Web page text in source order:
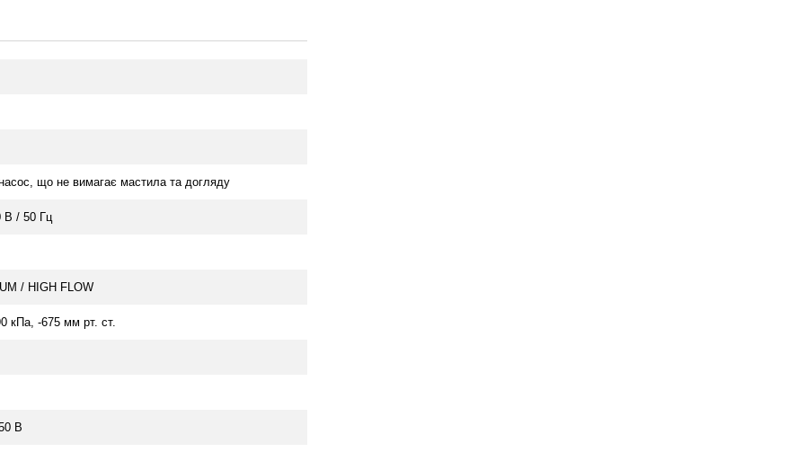
що не вимагає мастила та догляду
В / 50 Гц
/ HIGH FLOW
кПа, -675 мм рт. ст.
В